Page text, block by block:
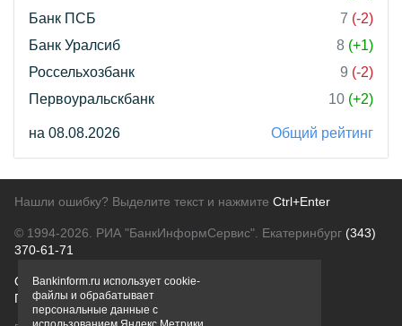
Банк ПСБ
7 (-2)
Банк Уралсиб
8 (+1)
Россельхозбанк
9 (-2)
Первоуральскбанк
10 (+2)
на 08.08.2026 Общий рейтинг
Нашли ошибку? Выделите текст и нажмите Ctrl+Enter
© 1994-2026. РИА "БанкИнформСервис". Екатеринбург (343)
370-61-71
О проектеПолитика конфиденциальности
Правовая информацияДля рекламодателей
Bankinform.ru использует cookie-
файлы и обрабатывает
персональные данные с